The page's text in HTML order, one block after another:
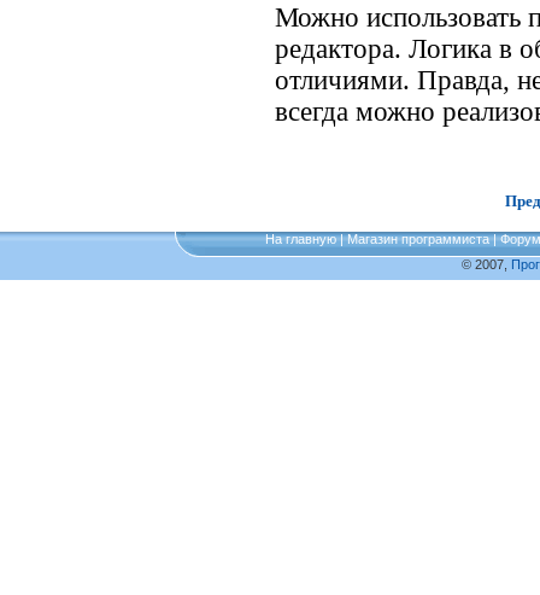
Можно использовать
редактора. Логика в
отличиями. Правда,
всегда можно
На главную|Магазин программиста|Форум
© 2007,